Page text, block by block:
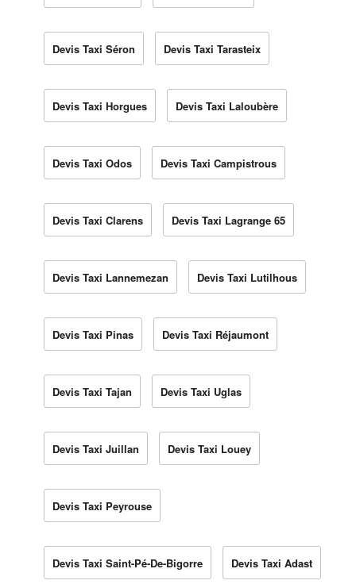
Devis Taxi Séron Devis Taxi Tarasteix
Devis Taxi Horgues Devis Taxi Laloubère
Devis Taxi Odos Devis Taxi Campistrous
Devis Taxi Clarens Devis Taxi Lagrange 65
Devis Taxi Lannemezan Devis Taxi Lutilhous
Devis Taxi Pinas Devis Taxi Réjaumont
Devis Taxi Tajan Devis Taxi Uglas
Devis Taxi Juillan Devis Taxi Louey
Devis Taxi Peyrouse
Devis Taxi Saint-Pé-De-Bigorre Devis Taxi Adast